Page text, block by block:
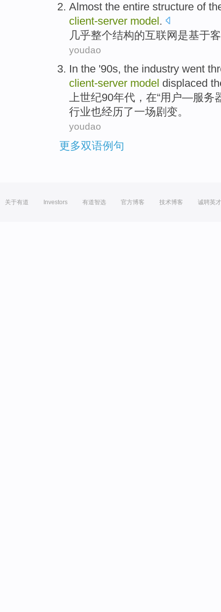
Almost the entire structure of
client-server model.
几乎整个结构的互联网 是基于
youdao
In the '90s, the industry went
client-server model displaced
上世纪90年代 ， 在“用户—服务
行业也经历了一场剧变。
youdao
更多双语例句
关于有道 Investors 有道智选 官方博客 技术博客 诚聘英才